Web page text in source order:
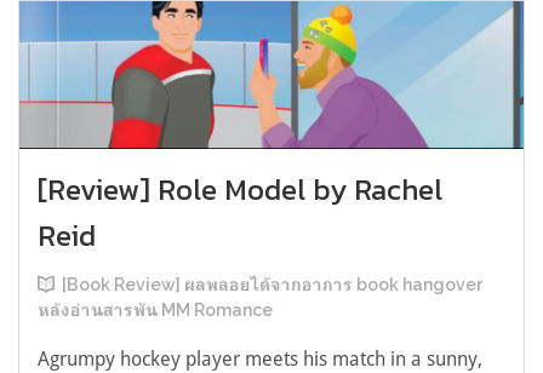
[Review] Role Model by Rachel
Reid
[Book Review] ผลพลอยได้จากอาการ book hangover
หลังอ่านสารพัน MM Romance
Agrumpy hockey player meets his match in a sunny,